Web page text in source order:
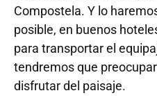
Compostela. Y lo
posible, en buenos
para transportar el
tendremos que
disfrutar del paisaje.